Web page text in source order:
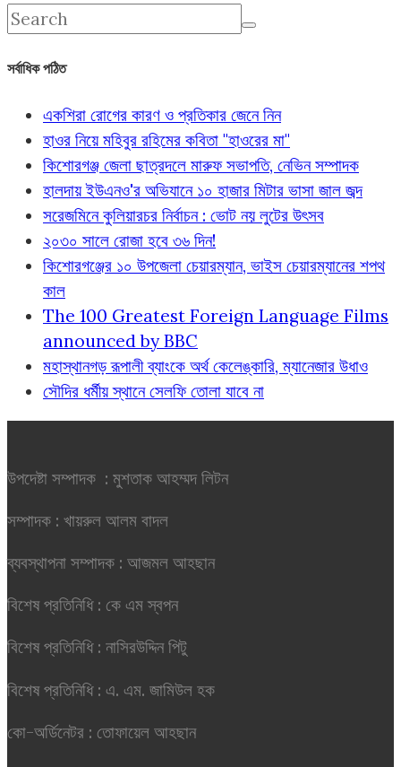
সর্বাধিক পঠিত
একশিরা রোগের কারণ ও প্রতিকার জেনে নিন
হাওর নিয়ে মহিবুর রহিমের কবিতা "হাওরের মা"
কিশোরগঞ্জ জেলা ছাত্রদলে মারুফ সভাপতি, নেভিন সম্পাদক
হালদায় ইউএনও'র অভিযানে ১০ হাজার মিটার ভাসা জাল জব্দ
সরেজমিনে কুলিয়ারচর নির্বাচন : ভোট নয় লুটের উৎসব
২০৩০ সালে রোজা হবে ৩৬ দিন!
কিশোরগঞ্জের ১০ উপজেলা চেয়ারম্যান, ভাইস চেয়ারম্যানের শপথ
কাল
The 100 Greatest Foreign Language Films
announced by BBC
মহাস্থানগড় রূপালী ব্যাংকে অর্থ কেলেঙ্কারি, ম্যানেজার উধাও
সৌদির ধর্মীয় স্থানে সেলফি তোলা যাবে না
উপদেষ্টা সম্পাদক : মুশতাক আহম্মদ লিটন
সম্পাদক : খায়রুল আলম বাদল
ব্যবস্থাপনা সম্পাদক : আজমল আহছান
বিশেষ প্রতিনিধি : কে এম স্বপন
বিশেষ প্রতিনিধি : নাসিরউদ্দিন পিটু
বিশেষ প্রতিনিধি : এ. এম. জামিউল হক
কো-অর্ডিনেটর : তোফায়েল আহছান